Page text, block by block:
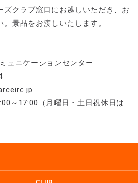
CLUB
ズクラブ窓口にお越しいただき、お
景品をお渡しいたします。
ュニケーションセンター
～17:00（月曜日・土日祝休日は